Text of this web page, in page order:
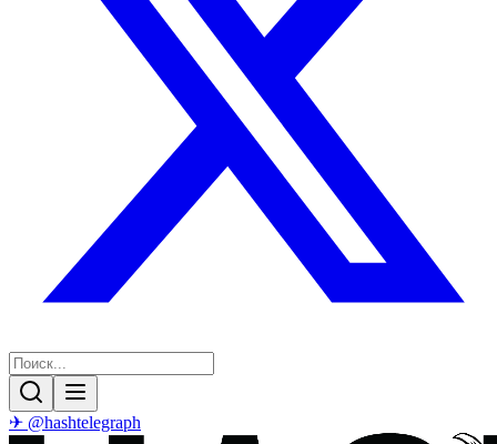
✈ @hashtelegraph